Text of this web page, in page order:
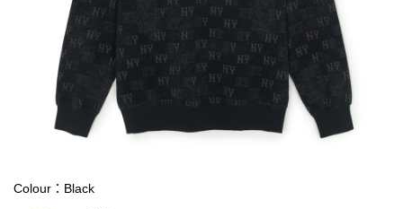
Colour：Black